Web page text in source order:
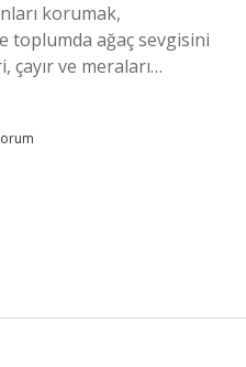
korumak,
toplumda ağaç sevgisini
çayır ve meraları…